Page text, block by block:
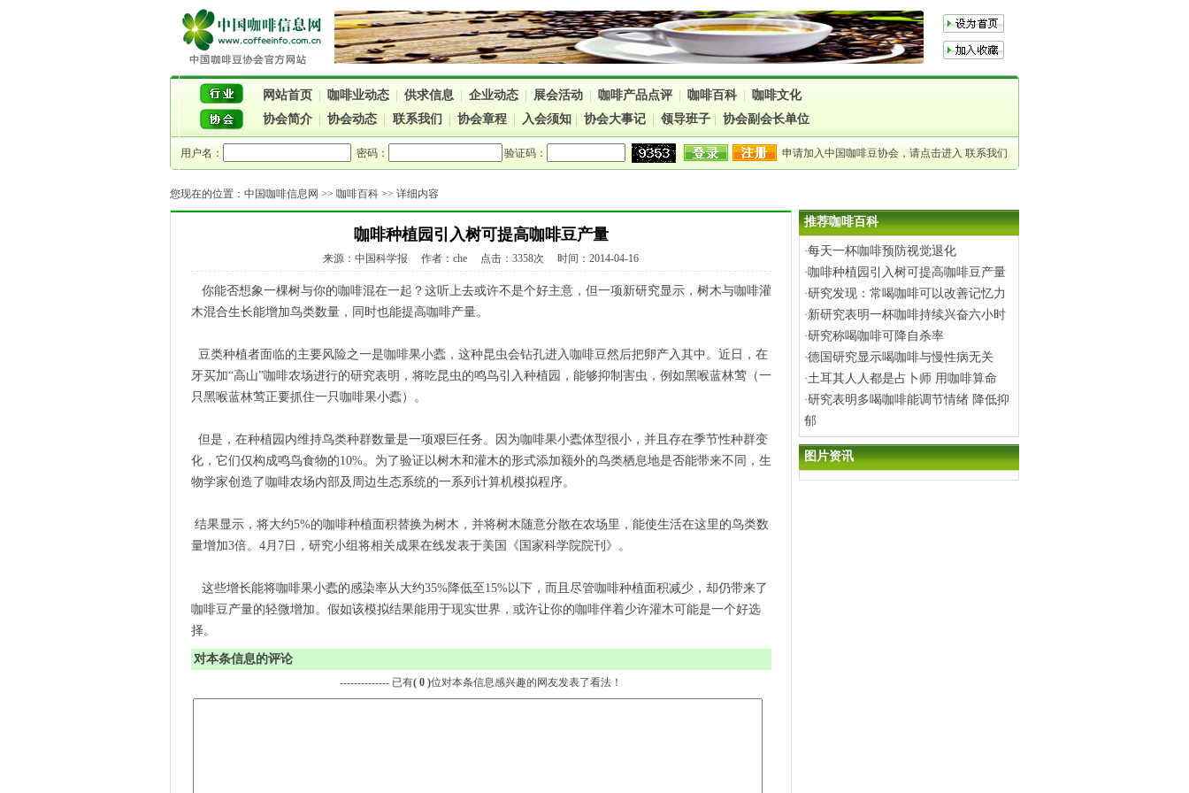
网站首页 咖啡业动态 供求信息 企业动态 展会活动 咖啡产品点评 咖啡百科
咖啡文化
协会简介
协会动态 联系我们 协会章程 入会须知 协会大事记 领导班子 协会副会长单位
用户名： 密码： 验证码： 申请加入中国咖啡豆协会，请点击进入 联系我们
您现在的位置： 中国咖啡信息网 >> 咖啡百科 >> 详细内容
咖啡种植园引入树可提高咖啡豆产量
来源：中国科学报 作者：che 点击：3358次 时间：2014-04-16
你能否想象一棵树与你的咖啡混在一起？这听上去或许不是个好主意，但一项新研究显示，树木与咖啡灌
木混合生长能增加鸟类数量，同时也能提高咖啡产量。
豆类种植者面临的主要风险之一是咖啡果小蠹，这种昆虫会钻孔进入咖啡豆然后把卵产入其中。近日，在
牙买加“高山”咖啡农场进行的研究表明，将吃昆虫的鸣鸟引入种植园，能够抑制害虫，例如黑喉蓝林莺（一
只黑喉蓝林莺正要抓住一只咖啡果小蠹）。
但是，在种植园内维持鸟类种群数量是一项艰巨任务。因为咖啡果小蠹体型很小，并且存在季节性种群变
化，它们仅构成鸣鸟食物的10%。为了验证以树木和灌木的形式添加额外的鸟类栖息地是否能带来不同，生
物学家创造了咖啡农场内部及周边生态系统的一系列计算机模拟程序。
结果显示，将大约5%的咖啡种植面积替换为树木，并将树木随意分散在农场里，能使生活在这里的鸟类数
量增加3倍。4月7日，研究小组将相关成果在线发表于美国《国家科学院院刊》。
这些增长能将咖啡果小蠹的感染率从大约35%降低至15%以下，而且尽管咖啡种植面积减少，却仍带来了
咖啡豆产量的轻微增加。假如该模拟结果能用于现实世界，或许让你的咖啡伴着少许灌木可能是一个好选
择。
对本条信息的评论
-------------- 已有( 0 )位对本条信息感兴趣的网友发表了看法！
推荐咖啡百科
·每天一杯咖啡预防视觉退化
·咖啡种植园引入树可提高咖啡豆产量
·研究发现：常喝咖啡可以改善记忆力
·新研究表明一杯咖啡持续兴奋六小时
·研究称喝咖啡可降自杀率
·德国研究显示喝咖啡与慢性病无关
·土耳其人人都是占卜师 用咖啡算命
·研究表明多喝咖啡能调节情绪 降低抑
郁
图片资讯